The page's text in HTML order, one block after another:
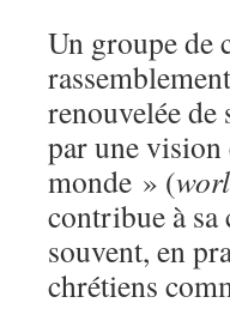
Un groupe de
renouvelée de
par une
monde » (
contribue à sa
souvent, en
chrétiens